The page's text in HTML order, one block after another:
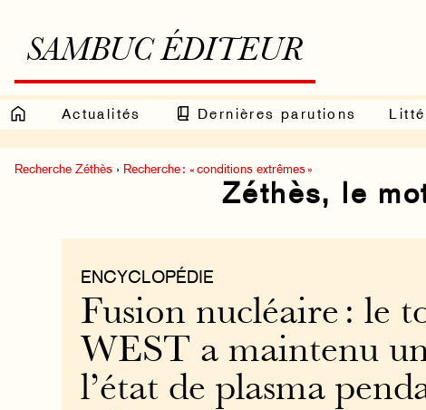
SAMBUC ÉDITEUR
Actualités Dernières parutions
Recherche Zéthès › Recherche : « conditions extrêmes »
Zéthès, le
ENCYCLOPÉDIE
Fusion nucléaire : le
WEST a maintenu
l’état de plasma